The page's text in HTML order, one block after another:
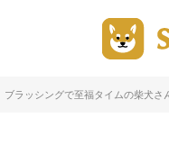
ブラッシングで至福タイムの柴犬